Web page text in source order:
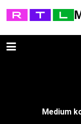
Medium